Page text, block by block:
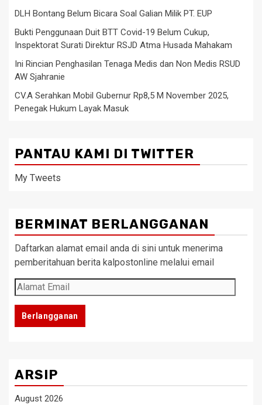
DLH Bontang Belum Bicara Soal Galian Milik PT. EUP
Bukti Penggunaan Duit BTT Covid-19 Belum Cukup,
Inspektorat Surati Direktur RSJD Atma Husada Mahakam
Ini Rincian Penghasilan Tenaga Medis dan Non Medis RSUD
AW Sjahranie
CV.A Serahkan Mobil Gubernur Rp8,5 M November 2025,
Penegak Hukum Layak Masuk
PANTAU KAMI DI TWITTER
My Tweets
BERMINAT BERLANGGANAN
Daftarkan alamat email anda di sini untuk menerima
pemberitahuan berita kalpostonline melalui email
Alamat
Email
Berlangganan
ARSIP
August 2026